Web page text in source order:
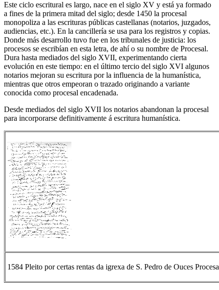
Este ciclo escritural es largo, nace en el siglo XV y está ya formado
a fines de la primera mitad del siglo; desde 1450 la procesal
monopoliza a las escrituras públicas castellanas (notarios, juzgados,
audiencias, etc.). En la cancillería se usa para los registros y copias.
Donde más desarrollo tuvo fue en los tribunales de justicia: los
procesos se escribían en esta letra, de ahí o su nombre de Procesal.
Dura hasta mediados del siglo XVII, experimentando cierta
evolución en este tiempo: en el último tercio del siglo XVI algunos
notarios mejoran su escritura por la influencia de la humanística,
mientras que otros empeoran o trazado originando a variante
conocida como procesal encadenada.
Desde mediados del siglo XVII los notarios abandonan la procesal
para incorporarse definitivamente á escritura humanística.
1584 Pleito por certas rentas da igrexa de S. Pedro de Ouces